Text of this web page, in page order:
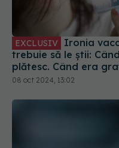
trebuie să le știi:
plătesc. Când era
le face
08 oct 2024, 13:02